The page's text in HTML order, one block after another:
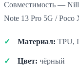
Совместимость —
Note 13 Pro 5G / Poco
Материал: TPU,
Цвет: чёрный